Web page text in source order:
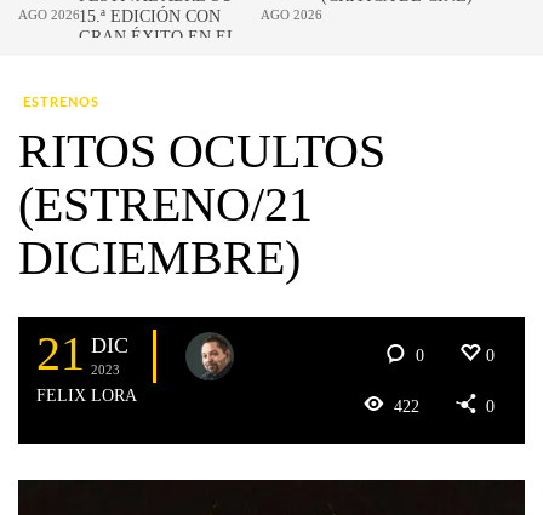
ESTRENOS
RITOS OCULTOS
(ESTRENO/21
DICIEMBRE)
21 DIC
2023
FELIX LORA
0 0
422 0